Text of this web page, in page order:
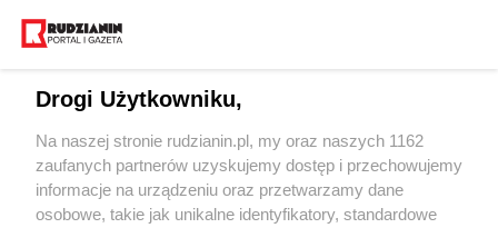
Wydawca mediów
Drogi Użytkowniku,
Na naszej stronie rudzianin.pl, my oraz naszych 1162
zaufanych partnerów uzyskujemy dostęp i przechowujemy
informacje na urządzeniu oraz przetwarzamy dane
osobowe, takie jak unikalne identyfikatory, standardowe